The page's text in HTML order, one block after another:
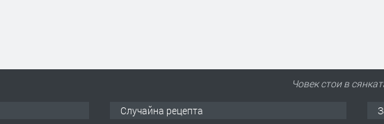
Човек стои в
Случайна рецепта